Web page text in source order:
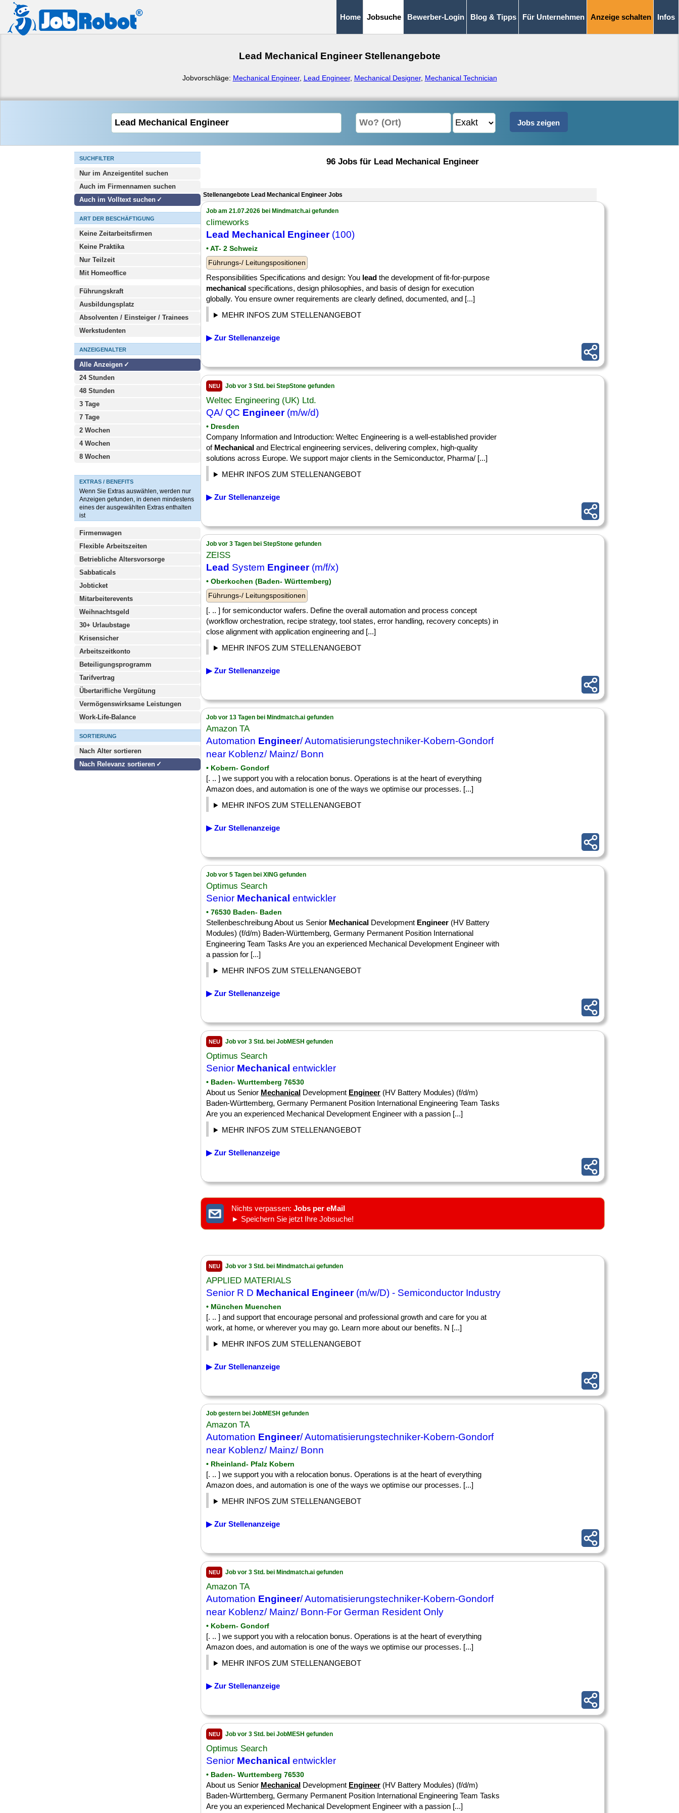
Home Jobsuche Bewerber-Login Blog & Tipps Für Unternehmen Anzeige schalten Infos
Lead Mechanical Engineer Stellenangebote
Jobvorschläge: Mechanical Engineer, Lead Engineer, Mechanical Designer, Mechanical Technician
SUCHFILTER
Nur im Anzeigentitel suchen
Auch im Firmennamen suchen
Auch im Volltext suchen
ART DER BESCHÄFTIGUNG
Keine Zeitarbeitsfirmen
Keine Praktika
Nur Teilzeit
Mit Homeoffice
Führungskraft
Ausbildungsplatz
Absolventen / Einsteiger / Trainees
Werkstudenten
ANZEIGENALTER
Alle Anzeigen
24 Stunden
48 Stunden
3 Tage
7 Tage
2 Wochen
4 Wochen
8 Wochen
EXTRAS / BENEFITS
Wenn Sie Extras auswählen, werden nur
Anzeigen gefunden, in denen mindestens
eines der ausgewählten Extras enthalten
ist
Firmenwagen
Flexible Arbeitszeiten
Betriebliche Altersvorsorge
Sabbaticals
Jobticket
Mitarbeiterevents
Weihnachtsgeld
30+ Urlaubstage
Krisensicher
Arbeitszeitkonto
Beteiligungsprogramm
Tarifvertrag
Übertarifliche Vergütung
Vermögenswirksame Leistungen
Work-Life-Balance
SORTIERUNG
Nach Alter sortieren
Nach Relevanz sortieren
96 Jobs für Lead Mechanical Engineer
Stellenangebote Lead Mechanical Engineer Jobs
Job am 21.07.2026 bei Mindmatch.ai gefunden
climeworks
Lead Mechanical Engineer(100)
• AT- 2 Schweiz
Führungs-/ Leitungspositionen
Responsibilities Specifications and design: You lead the development of fit-for-purpose
mechanical specifications, design philosophies, and basis of design for execution
globally. You ensure owner requirements are clearly defined, documented, and [...]
MEHR INFOS ZUM STELLENANGEBOT
▶ Zur Stellenanzeige
NEU Job vor 3 Std. bei StepStone gefunden
Weltec Engineering (UK) Ltd.
QA/ QC Engineer(m/w/d)
• Dresden
Company Information and Introduction: Weltec Engineering is a well-established provider
of Mechanical and Electrical engineering services, delivering complex, high-quality
solutions across Europe. We support major clients in the Semiconductor, Pharma/ [...]
MEHR INFOS ZUM STELLENANGEBOT
▶ Zur Stellenanzeige
Job vor 3 Tagen bei StepStone gefunden
ZEISS
Lead System Engineer(m/f/x)
• Oberkochen (Baden- Württemberg)
Führungs-/ Leitungspositionen
[. .. ] for semiconductor wafers. Define the overall automation and process concept
(workflow orchestration, recipe strategy, tool states, error handling, recovery concepts) in
close alignment with application engineering and [...]
MEHR INFOS ZUM STELLENANGEBOT
▶ Zur Stellenanzeige
Job vor 13 Tagen bei Mindmatch.ai gefunden
Amazon TA
Automation Engineer/ Automatisierungstechniker-Kobern-Gondorf
near Koblenz/ Mainz/ Bonn
• Kobern- Gondorf
[. .. ] we support you with a relocation bonus. Operations is at the heart of everything
Amazon does, and automation is one of the ways we optimise our processes. [...]
MEHR INFOS ZUM STELLENANGEBOT
▶ Zur Stellenanzeige
Job vor 5 Tagen bei XING gefunden
Optimus Search
Senior Mechanical entwickler
• 76530 Baden- Baden
Stellenbeschreibung About us Senior Mechanical Development Engineer (HV Battery
Modules) (f/d/m) Baden-Württemberg, Germany Permanent Position International
Engineering Team Tasks Are you an experienced Mechanical Development Engineer with
a passion for [...]
MEHR INFOS ZUM STELLENANGEBOT
▶ Zur Stellenanzeige
NEU Job vor 3 Std. bei JobMESH gefunden
Optimus Search
Senior Mechanical entwickler
• Baden- Wurttemberg 76530
About us Senior Mechanical Development Engineer (HV Battery Modules) (f/d/m)
Baden-Württemberg, Germany Permanent Position International Engineering Team Tasks
Are you an experienced Mechanical Development Engineer with a passion [...]
MEHR INFOS ZUM STELLENANGEBOT
▶ Zur Stellenanzeige
Nichts verpassen: Jobs per eMail
► Speichern Sie jetzt Ihre Jobsuche!
NEU Job vor 3 Std. bei Mindmatch.ai gefunden
APPLIED MATERIALS
Senior R D Mechanical Engineer(m/w/D) - Semiconductor Industry
• München Muenchen
[. .. ] and support that encourage personal and professional growth and care for you at
work, at home, or wherever you may go. Learn more about our benefits. N [...]
MEHR INFOS ZUM STELLENANGEBOT
▶ Zur Stellenanzeige
Job gestern bei JobMESH gefunden
Amazon TA
Automation Engineer/ Automatisierungstechniker-Kobern-Gondorf
near Koblenz/ Mainz/ Bonn
• Rheinland- Pfalz Kobern
[. .. ] we support you with a relocation bonus. Operations is at the heart of everything
Amazon does, and automation is one of the ways we optimise our processes. [...]
MEHR INFOS ZUM STELLENANGEBOT
▶ Zur Stellenanzeige
NEU Job vor 3 Std. bei Mindmatch.ai gefunden
Amazon TA
Automation Engineer/ Automatisierungstechniker-Kobern-Gondorf
near Koblenz/ Mainz/ Bonn-For German Resident Only
• Kobern- Gondorf
[. .. ] we support you with a relocation bonus. Operations is at the heart of everything
Amazon does, and automation is one of the ways we optimise our processes. [...]
MEHR INFOS ZUM STELLENANGEBOT
▶ Zur Stellenanzeige
NEU Job vor 3 Std. bei JobMESH gefunden
Optimus Search
Senior Mechanical entwickler
• Baden- Wurttemberg 76530
About us Senior Mechanical Development Engineer (HV Battery Modules) (f/d/m)
Baden-Württemberg, Germany Permanent Position International Engineering Team Tasks
Are you an experienced Mechanical Development Engineer with a passion [...]